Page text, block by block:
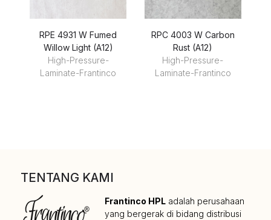
RPE 4931 W Fumed
Willow Light (A12)
High-Pressure-
Laminate-Frantinco
RPC 4003 W Carbon
Rust (A12)
High-Pressure-
Laminate-Frantinco
TENTANG KAMI
Frantinco HPL adalah perusahaan
yang bergerak di bidang distribusi